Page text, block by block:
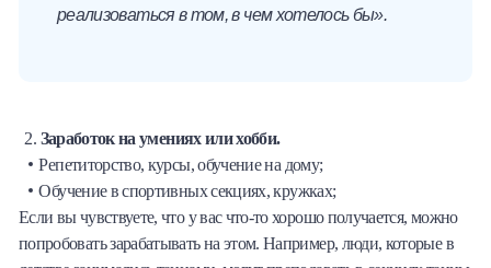
реализоваться в том, в чем хотелось бы».
Заработок на умениях или хобби.
Репетиторство, курсы, обучение на дому;
Обучение в спортивных секциях, кружках;
Если вы чувствуете, что у вас что-то хорошо получается, можно
попробовать зарабатывать на этом. Например, люди, которые в